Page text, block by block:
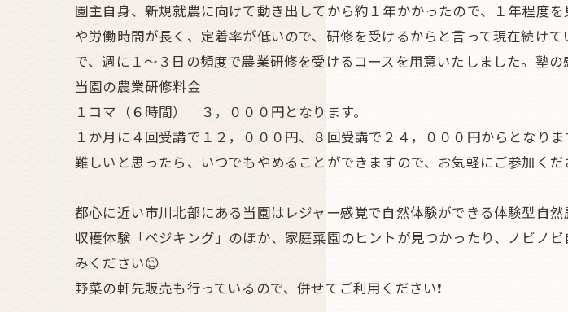
園主自身、新規就農に向けて動き出してから約１年かかったので、１年程度
や労働時間が長く、定着率が低いので、研修を受けるからと言って現在続け
で、週に１～３日の頻度で農業研修を受けるコースを用意いたしました。塾の
当園の農業研修料金
１コマ（６時間） ３，０００円となります。
１か月に４回受講で１２，０００円、８回受講で２４，０００円からとなりま
難しいと思ったら、いつでもやめることができますので、お気軽にご参加くだ
都心に近い市川北部にある当園はレジャー感覚で自然体験ができる体験型自然
収穫体験「ベジキング」のほか、家庭菜園のヒントが見つかったり、ノビノ
みください😌
野菜の軒先販売も行っているので、併せてご利用ください❗